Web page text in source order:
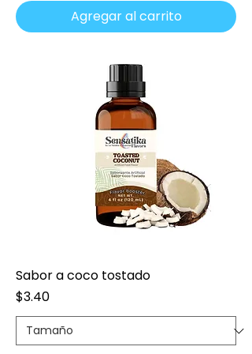
Agregar al carrito
Sabor a coco tostado
Precio
$3.40